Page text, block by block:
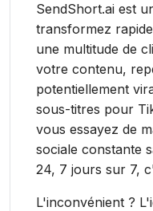
SendShort.ai est
transformez
une multitude de
votre contenu,
potentiellement
sous-titres pour
vous essayez de
sociale constante
24, 7 jours sur 7,
L'inconvénient ?